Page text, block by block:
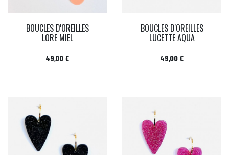
BOUCLES D'OREILLES
LORE MIEL
Prix
49,00 €
BOUCLES D'OREILLES
LUCETTE AQUA
Prix
49,00 €